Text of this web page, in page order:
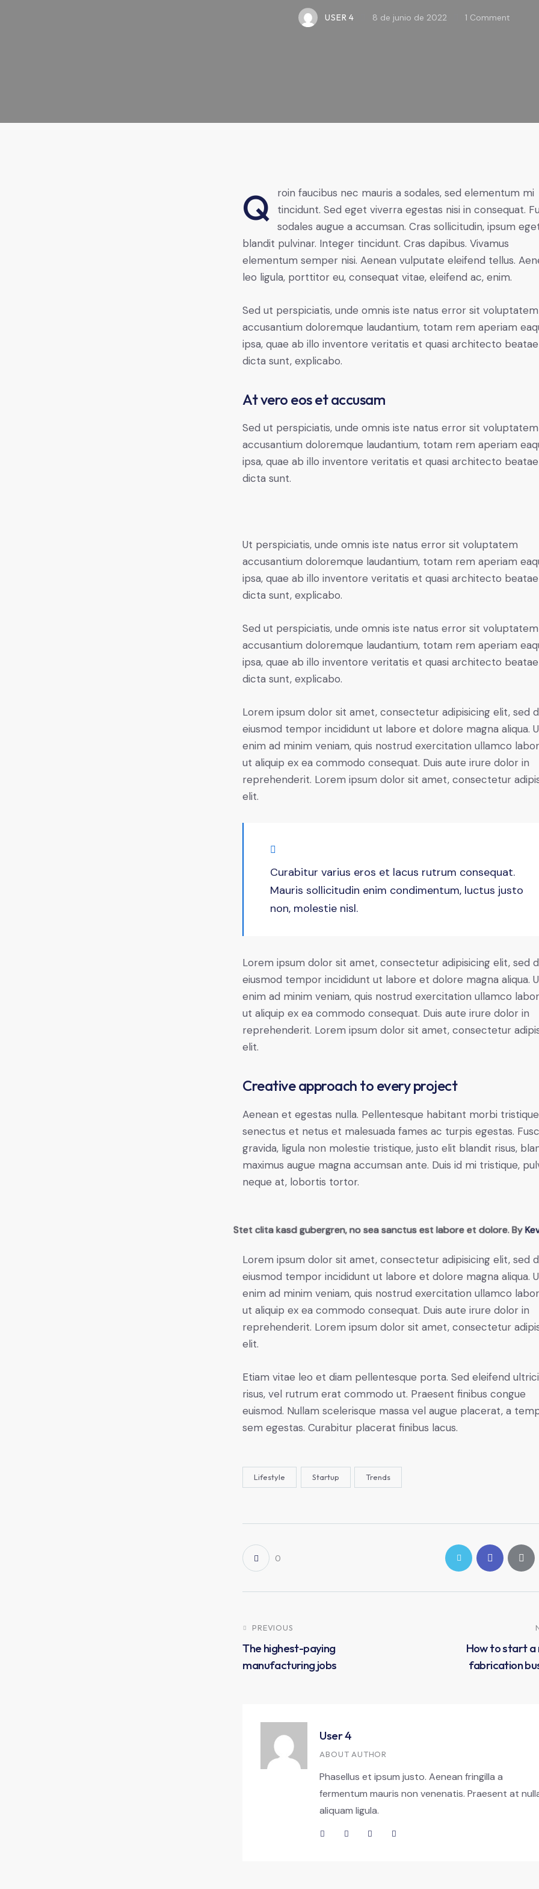
USER 4 8 de junio de 2022 1 Comment
Qroin faucibus nec mauris a sodales, sed elementum mi
tincidunt. Sed eget viverra egestas nisi in consequat.
sodales augue a accumsan. Cras sollicitudin, ipsum
blandit pulvinar. Integer tincidunt. Cras dapibus. Vivamus
elementum semper nisi. Aenean vulputate eleifend tellus.
leo ligula, porttitor eu, consequat vitae, eleifend ac, enim.
Sed ut perspiciatis, unde omnis iste natus error sit voluptatem
accusantium doloremque laudantium, totam rem aperiam
ipsa, quae ab illo inventore veritatis et quasi architecto
dicta sunt, explicabo.
At vero eos et accusam
Sed ut perspiciatis, unde omnis iste natus error sit voluptatem
accusantium doloremque laudantium, totam rem aperiam
ipsa, quae ab illo inventore veritatis et quasi architecto
dicta sunt.
Ut perspiciatis, unde omnis iste natus error sit voluptatem
accusantium doloremque laudantium, totam rem aperiam
ipsa, quae ab illo inventore veritatis et quasi architecto
dicta sunt, explicabo.
Sed ut perspiciatis, unde omnis iste natus error sit voluptatem
accusantium doloremque laudantium, totam rem aperiam
ipsa, quae ab illo inventore veritatis et quasi architecto
dicta sunt, explicabo.
Lorem ipsum dolor sit amet, consectetur adipisicing elit, sed
eiusmod tempor incididunt ut labore et dolore magna aliqua.
enim ad minim veniam, quis nostrud exercitation ullamco
ut aliquip ex ea commodo consequat. Duis aute irure dolor in
reprehenderit. Lorem ipsum dolor sit amet, consectetur
elit.
Curabitur varius eros et lacus rutrum consequat.
Mauris sollicitudin enim condimentum, luctus justo
non, molestie nisl.
Lorem ipsum dolor sit amet, consectetur adipisicing elit, sed
eiusmod tempor incididunt ut labore et dolore magna aliqua.
enim ad minim veniam, quis nostrud exercitation ullamco
ut aliquip ex ea commodo consequat. Duis aute irure dolor in
reprehenderit. Lorem ipsum dolor sit amet, consectetur
elit.
Creative approach to every project
Aenean et egestas nulla. Pellentesque habitant morbi tristique
senectus et netus et malesuada fames ac turpis egestas.
gravida, ligula non molestie tristique, justo elit blandit risus,
maximus augue magna accumsan ante. Duis id mi tristique,
neque at, lobortis tortor.
Stet clita kasd gubergren, no sea sanctus est labore et dolore. By
Lorem ipsum dolor sit amet, consectetur adipisicing elit, sed
eiusmod tempor incididunt ut labore et dolore magna aliqua.
enim ad minim veniam, quis nostrud exercitation ullamco
ut aliquip ex ea commodo consequat. Duis aute irure dolor in
reprehenderit. Lorem ipsum dolor sit amet, consectetur
elit.
Etiam vitae leo et diam pellentesque porta. Sed eleifend
risus, vel rutrum erat commodo ut. Praesent finibus congue
euismod. Nullam scelerisque massa vel augue placerat, a
sem egestas. Curabitur placerat finibus lacus.
Lifestyle Startup Trends
0
PREVIOUS
The highest-paying
manufacturing jobs
How to start a
fabrication
User 4
ABOUT AUTHOR
Phasellus et ipsum justo. Aenean fringilla a
fermentum mauris non venenatis. Praesent at
aliquam ligula.